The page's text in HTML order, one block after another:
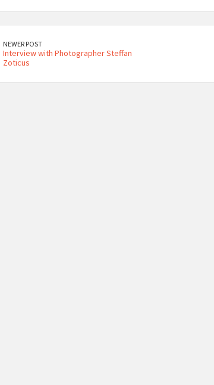
NEWER POST
Interview with Photographer Steffan
Zoticus